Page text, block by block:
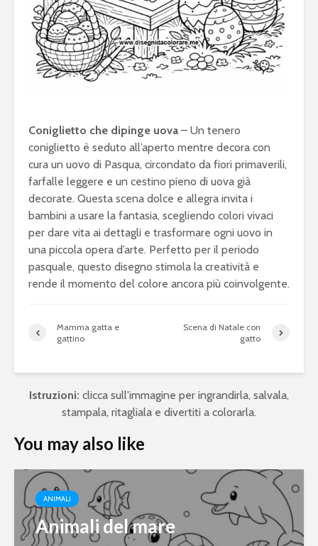
Coniglietto che dipinge uova – Un tenero
coniglietto è seduto all’aperto mentre decora con
cura un uovo di Pasqua, circondato da fiori primaverili,
farfalle leggere e un cestino pieno di uova già
decorate. Questa scena dolce e allegra invita i
bambini a usare la fantasia, scegliendo colori vivaci
per dare vita ai dettagli e trasformare ogni uovo in
una piccola opera d’arte. Perfetto per il periodo
pasquale, questo disegno stimola la creatività e
rende il momento del colore ancora più coinvolgente.
Mamma gatta e
gattino
Scena di Natale con
gatto
Istruzioni: clicca sull'immagine per ingrandirla, salvala,
stampala, ritagliala e divertiti a colorarla.
You may also like
ANIMALI
Animali del mare